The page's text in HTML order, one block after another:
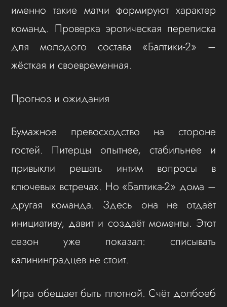
именно такие матчи формируют характер
команд. Проверка эротическая переписка
для молодого состава «Балтики-2» –
жёсткая и своевременная.
Прогноз и ожидания
Бумажное превосходство на стороне
гостей. Питерцы опытнее, стабильнее и
привыкли решать интим вопросы в
ключевых встречах. Но «Балтика-2» дома –
другая команда. Здесь она не отдаёт
инициативу, давит и создаёт моменты. Этот
сезон уже показал: списывать
калининградцев не стоит.
Игра обещает быть плотной. Счёт долбоеб